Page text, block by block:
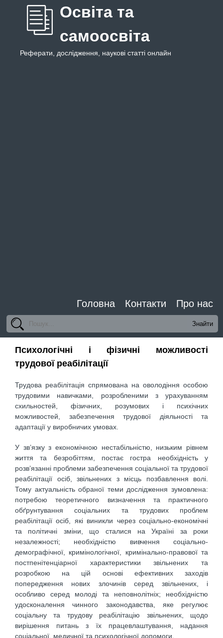
Освіта та
самоосвіта
Реферати, дослідження, наукові статті онлайн
Головна Контакти Про нас
Психологічні і фізичні можливості
трудової реабілітації
Трудова реабілітація спрямована на оволодіння особою
трудовими навичками, розробленими з урахуванням
схильностей, фізичних, розумових і психічних
можливостей, забезпечення трудової діяльності та
адаптації у виробничих умовах.
У зв’язку з економічною нестабільністю, низьким рівнем
життя та безробіттям, постає гостра необхідність у
розв’язанні проблеми забезпечення соціальної та трудової
реабілітації осіб, звільнених з місць позбавлення волі.
Тому актуальність обраної теми дослідження зумовлена:
потребою теоретичного визначення та практичного
обґрунтування соціальних та трудових проблем
реабілітації осіб, які виникли через соціально-економічні
та політичні зміни, що сталися на Україні за роки
незалежності; необхідністю вивчення соціально-
демографічної, кримінологічної, кримінально-правової та
постпенітенціарної характеристики звільнених та
розробкою на цій основі ефективних заходів
попередження нових злочинів серед звільнених, і
особливо серед молоді та неповнолітніх; необхідністю
удосконалення чинного законодавства, яке регулює
соціальну та трудову реабілітацію звільнених, щодо
вирішення питань з їх працевлаштування, надання
соціальної, медичної та психологічної допомоги.